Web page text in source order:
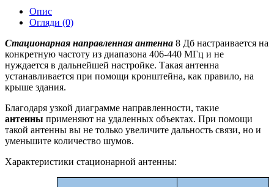
Опис
Огляди (0)
Стационарная направленная антенна 8 Дб настраивается на
конкретную частоту из диапазона 406-440 МГц и не
нуждается в дальнейшей настройке. Такая антенна
устанавливается при помощи кронштейна, как правило, на
крыше здания.
Благодаря узкой диаграмме направленности, такие
антенны применяют на удаленных объектах. При помощи
такой антенны вы не только увеличите дальность связи, но и
уменьшите количество шумов.
Характеристики стационарной антенны: